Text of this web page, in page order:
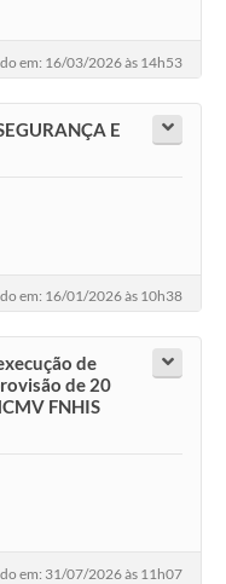
em: 16/03/2026 às 14h53
E
em: 16/01/2026 às 10h38
de
de 20
FNHIS
em: 31/07/2026 às 11h07